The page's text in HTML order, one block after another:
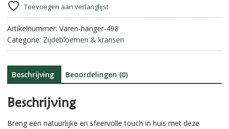
88
cm
aantal
n
i
:
Toevoegen aan verlanglijst
Artikelnummer: Varen-hanger-498
Categorie: Zijdebloemen & kransen
Beschrijving Beoordelingen (0)
Beschrijving
Breng een natuurlijke en sfeervolle touch in huis met deze